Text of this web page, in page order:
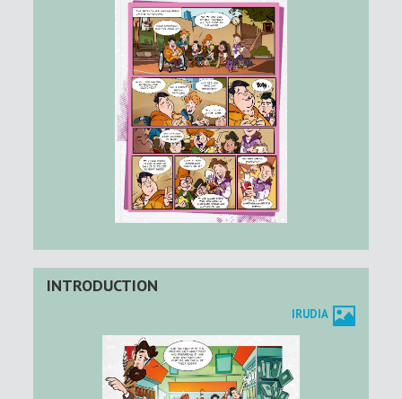
INTRODUCTION
IRUDIA